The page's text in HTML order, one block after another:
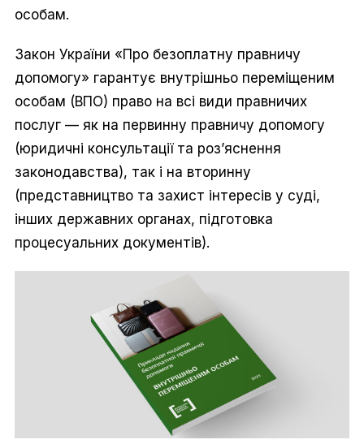
особам.
Закон України «Про безоплатну правничу
допомогу» гарантує внутрішньо переміщеним
особам (ВПО) право на всі види правничих
послуг — як на первинну правничу допомогу
(юридичні консультації та роз’яснення
законодавства), так і на вторинну
(представництво та захист інтересів у суді,
інших державних органах, підготовка
процесуальних документів).